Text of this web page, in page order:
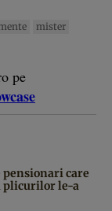
mister
pe
pensionari care
plicurilor le-a